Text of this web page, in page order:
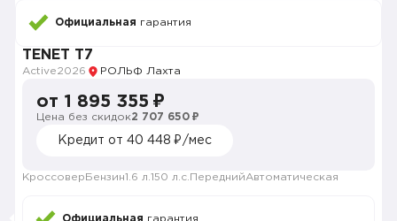
Официальная гарантия
TENET T7
Active2026 РОЛЬФ Лахта
от 1 895 355 ₽
Цена без скидок2 707 650 ₽
Кредит от 40 448 ₽/мес
Кроссовер Бензин1.6 л. 150 л.с. ПереднийАвтоматическая
Официальная гарантия